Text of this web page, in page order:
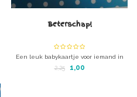
Beterschap!
Een leuk babykaartje voor iemand in
het ziekenhuis
2,25 1,00